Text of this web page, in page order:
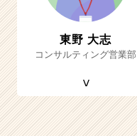
東野 大志
コンサルティング営業部